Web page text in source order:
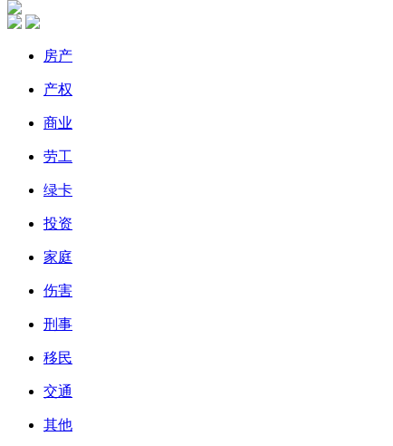
房产
产权
商业
劳工
绿卡
投资
家庭
伤害
刑事
移民
交通
其他